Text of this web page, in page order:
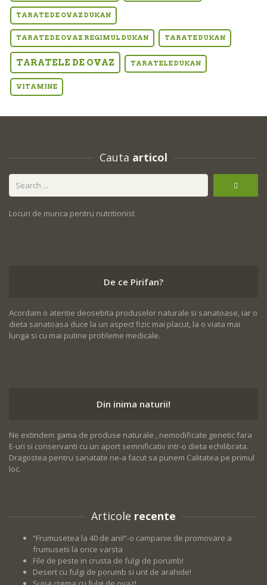
TARATE DE OVAZ DUKAN
TARATE DE OVAZ REGIMUL DUKAN TARATE DUKAN
TARATELE DE OVAZ TARATELE DUKAN
VITAMINE
Cauta articol
Locuri de munca pentru nutritionist
De ce Pirifan?
Acordam o atentie deosebita produselor naturale si sanatoase, iar o
dieta sanatoasa duce la un aspect fizic mai placut, la o viata mai
lunga si cu mai putine probleme medicale.
Din inima naturii!
Ne extindem gama de produse naturale , nemodificate genetic fara
E-uri si conservanti cu un aport semnificativ intr-o dieta echilibrata.
Dragostea pentru sanatate ne-a facut sa punem Calitatea pe primul
loc.
Articole recente
“Frumusetea la 40 de ani!”-o campanie de promovare a
frumusetii la orice varsta
File de peste in crusta de fulgi de porumb!
Desert cu fulgi de porumb si unt de arahide!